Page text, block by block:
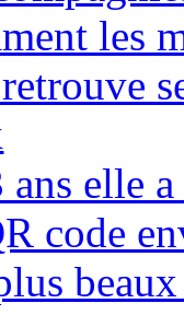
les
ans elle
code